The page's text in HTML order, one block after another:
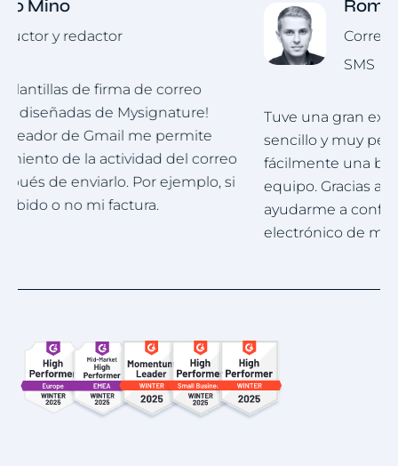
Correo electrónico y marketing por
Tuve una gran experiencia. Mysignature es muy
sencillo y muy personalizable. Puedo crear
fácilmente una bonita firma profesional para mi
equipo. Gracias al equipo de asistencia por
ayudarme a configurar una firma para el correo
of